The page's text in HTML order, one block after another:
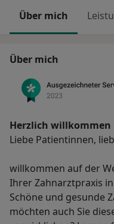
Über mich
Über mich
Herzlich willkommen
Liebe Patientinnen,
willkommen auf der
Ihrer Zahnarztpraxis
Schöne und gesunde
möchten auch Sie